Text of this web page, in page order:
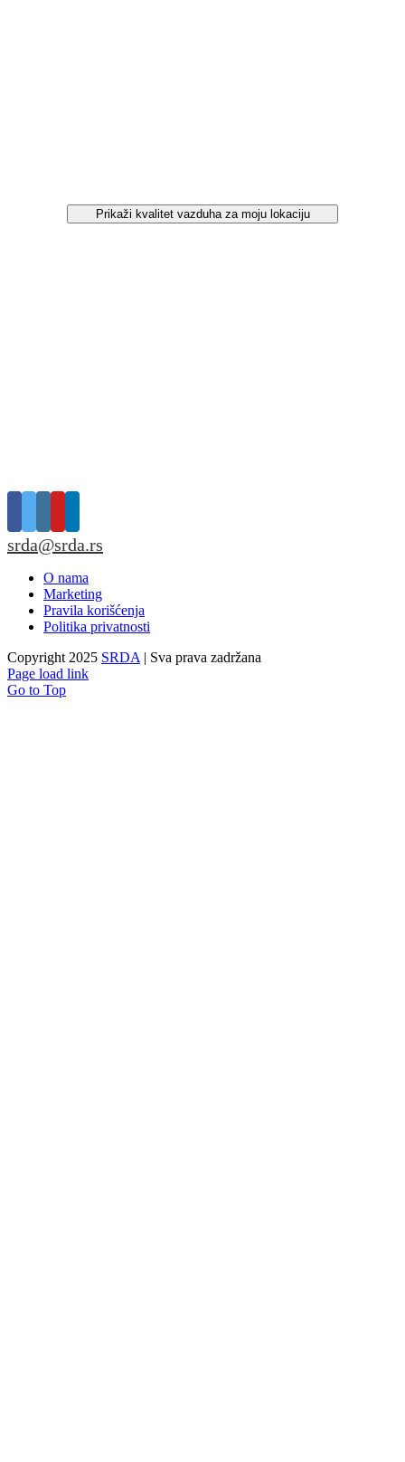
Prikaži kvalitet vazduha za moju lokaciju
srda@srda.rs
O nama
Marketing
Pravila korišćenja
Politika privatnosti
Copyright 2025 SRDA | Sva prava zadržana
Page load link
Go to Top